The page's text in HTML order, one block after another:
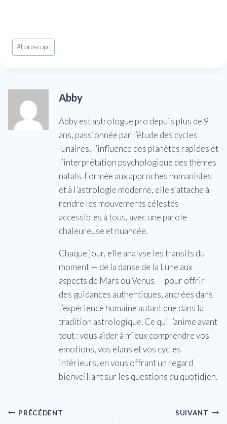
Étiquettes
de
#horoscope
Abby
Abby est astrologue pro depuis plus de 9
ans, passionnée par l’étude des cycles
lunaires, l’influence des planètes rapides et
l’interprétation psychologique des thèmes
natals. Formée aux approches humanistes
et à l’astrologie moderne, elle s’attache à
rendre les mouvements célestes
accessibles à tous, avec une parole
chaleureuse et nuancée.
Chaque jour, elle analyse les transits du
moment — de la danse de la Lune aux
aspects de Mars ou Venus — pour offrir
des guidances authentiques, ancrées dans
l’expérience humaine autant que dans la
tradition astrologique. Ce qui l’anime avant
tout : vous aider à mieux comprendre vos
émotions, vos élans et vos cycles
intérieurs, en vous offrant un regard
bienveillant sur les questions du quotidien.
Navigation
PRÉCÉDENT SUIVANT